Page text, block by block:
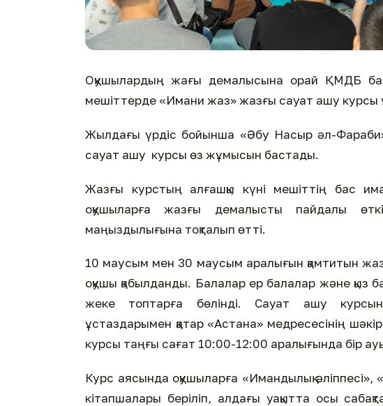
Оқушылардың жағы демалысына орай ҚМДБ
мешіттерде «Имани жаз» жазғы сауат ашу курсы
Жылдағы үрдіс бойынша «Әбу Насыр әл-
сауат ашу курсы өз жұмысын бастады.
Жазғы курстың алғашқы күні мешіттің бас
оқушыларға жазғы демалысты пайдалы
маңыздылығына тоқталып өтті.
10 маусым мен 30 маусым аралығын қамтитын
оқушы қабылданды. Балалар ер балалар және қыз
жеке топтарға бөлінді. Сауат ашу
ұстаздарымен қатар «Астана» медресесінің
курсы таңғы сағат 10:00-12:00 аралығында бір
Курс аясында оқушыларға «Имандылық әліппесі»,
кітапшалары беріліп, алдағы уақытта осы